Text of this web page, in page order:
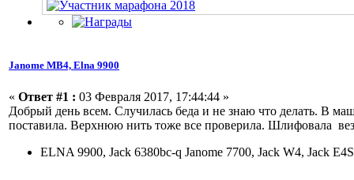
Janome МВ4, Elna 9900
« Ответ #1 : 03 Февраля 2017, 17:44:44 »
Добрый день всем. Случилась беда и не знаю что делать. В
поставила. Верхнюю нить тоже все проверила. Шлифовала
ELNA 9900, Jack 6380bc-q Janome 7700, Jack W4, Jack E4S